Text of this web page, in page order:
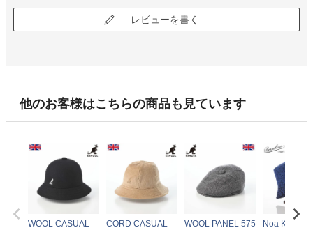
レビューを書く
他のお客様はこちらの商品も見ています
WOOL CASUAL
CORD CASUAL
WOOL PANEL 575
Noa Knit